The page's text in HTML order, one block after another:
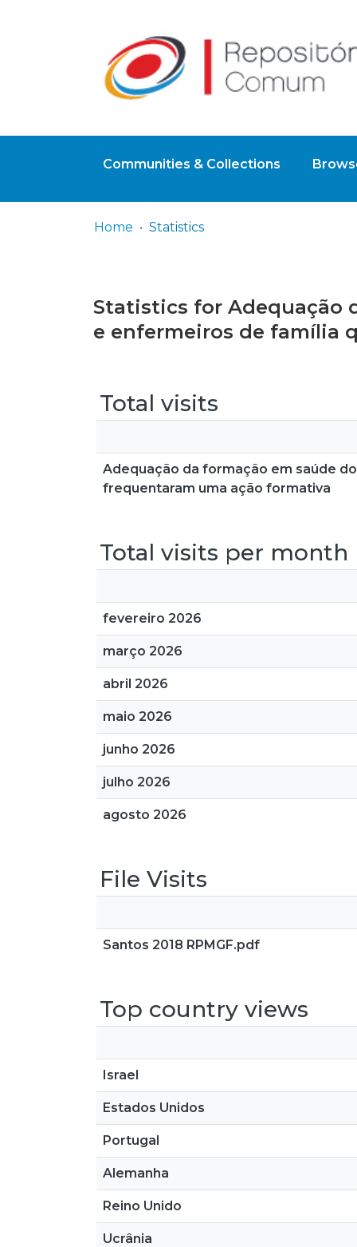
Communities & Collections
Home Statistics
Statistics for Adequação
e enfermeiros de família
Total visits
Adequação da formação em saúde
frequentaram uma ação formativa
Total visits per month
fevereiro 2026
março 2026
abril 2026
maio 2026
junho 2026
julho 2026
agosto 2026
File Visits
Santos 2018 RPMGF.pdf
Top country views
Israel
Estados Unidos
Portugal
Alemanha
Reino Unido
Ucrânia